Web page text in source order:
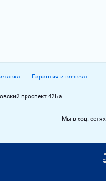
Гарантия и возврат
проспект 42Ба
Мы в соц. сетях